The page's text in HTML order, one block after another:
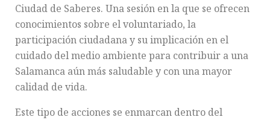
Ciudad de Saberes. Una sesión en la que se ofrecen
conocimientos sobre el voluntariado, la
participación ciudadana y su implicación en el
cuidado del medio ambiente para contribuir a una
Salamanca aún más saludable y con una mayor
calidad de vida.
Este tipo de acciones se enmarcan dentro del